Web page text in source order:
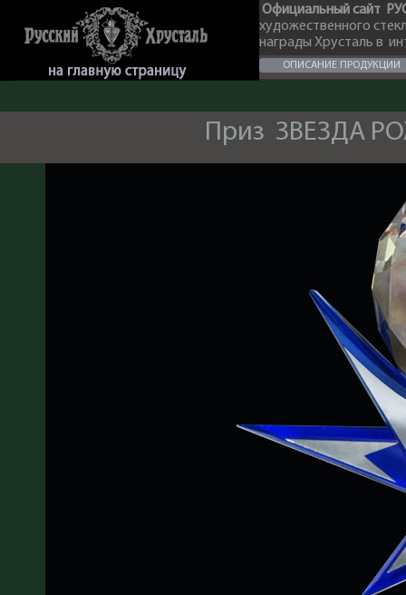
Официальный сайт
художественного
награды Хрусталь в
ОПИСАНИЕ ПРОДУКЦИИ
Приз ЗВЕЗДА